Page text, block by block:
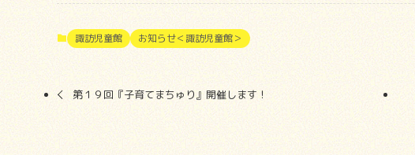
諏訪児童館 お知らせ＜諏訪児童館＞
第１９回『子育てまちゅり』開催します！